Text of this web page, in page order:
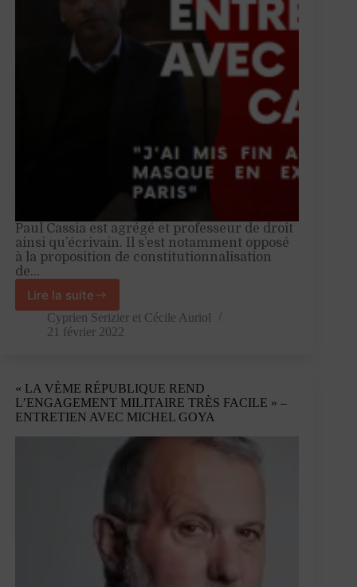
Paul Cassia est agrégé et professeur de droit
ainsi qu’écrivain. Il s’est notamment opposé
à la proposition de constitutionnalisation
de…
Lire la suite
«
Nous
aussi,
contrepouvoirs
»
–
Cyprien Serizier et Cécile Auriol
21 février 2022
« LA VÈME RÉPUBLIQUE REND
L’ENGAGEMENT MILITAIRE TRÈS FACILE » –
ENTRETIEN AVEC MICHEL GOYA